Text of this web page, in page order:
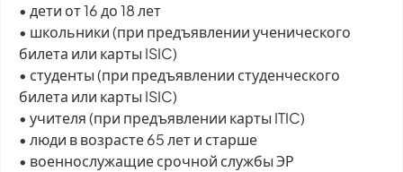
• дети от 16 до 18 лет
• школьники (при предъявлении ученического
билета или карты ISIC)
• студенты (при предъявлении студенческого
билета или карты ISIC)
• учителя (при предъявлении карты ITIC)
• люди в возрасте 65 лет и старше
• военнослужащие срочной службы ЭР